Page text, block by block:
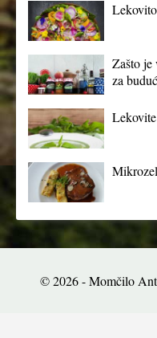
Zašto je
za
© 2026 - Momčilo